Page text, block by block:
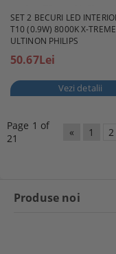
SET 2 BECURI LED
T10 (0.9W) 8000K X-TREME
ULTINON PHILIPS
50.67Lei
Vezi detalii
Page 1 of
21
« 1 2
Produse noi